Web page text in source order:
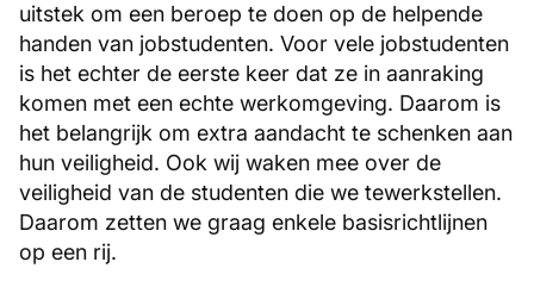
uitstek om een beroep te doen op de helpende
handen van jobstudenten. Voor vele jobstudenten
is het echter de eerste keer dat ze in aanraking
komen met een echte werkomgeving. Daarom is
het belangrijk om extra aandacht te schenken aan
hun veiligheid. Ook wij waken mee over de
veiligheid van de studenten die we tewerkstellen.
Daarom zetten we graag enkele basisrichtlijnen
op een rij.